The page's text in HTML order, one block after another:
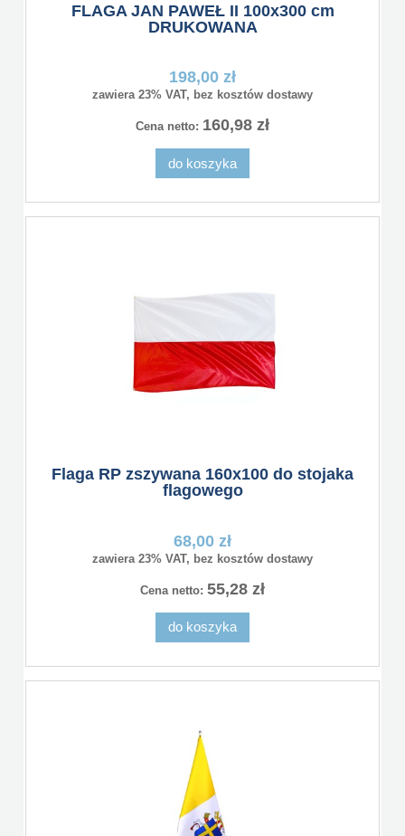
FLAGA JAN PAWEŁ II 100x300 cm
DRUKOWANA
198,00 zł
zawiera 23% VAT, bez kosztów dostawy
Cena netto: 160,98 zł
do koszyka
Flaga RP zszywana 160x100 do stojaka
flagowego
68,00 zł
zawiera 23% VAT, bez kosztów dostawy
Cena netto: 55,28 zł
do koszyka